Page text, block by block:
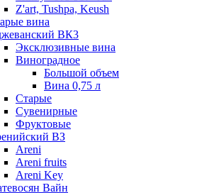
Z'art, Tushpa, Keush
вина
ВК3
Эксклюзивные вина
Виноградное
Большой объем
Вина 0,75 л
Старые
Сувенирные
Фруктовые
ВЗ
Areni
Areni fruits
Areni Key
Вайн